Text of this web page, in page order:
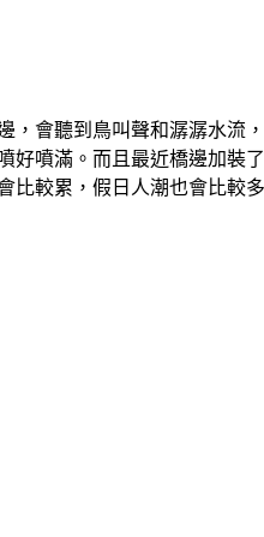
，會聽到鳥叫聲和潺潺水流
噴滿。而且最近橋邊加裝
比較累，假日人潮也會比較